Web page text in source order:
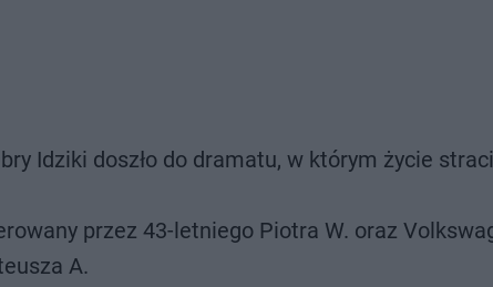
Idziki doszło do dramatu, w którym życie
przez 43-letniego Piotra W. oraz
A.